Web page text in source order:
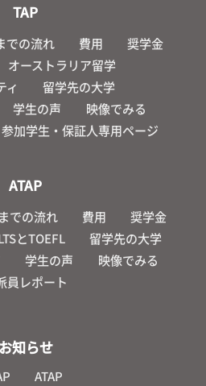
TAP
での流れ 費用
奨学金
オーストラリア留学
ィ
留学先の大学
学生の声
映像でみる
参加学生・保証人専用ページ
ATAP
での流れ 費用
奨学金
とTOEFL
留学先の大学
学生の声
映像でみる
員レポート
お知らせ
ATAP